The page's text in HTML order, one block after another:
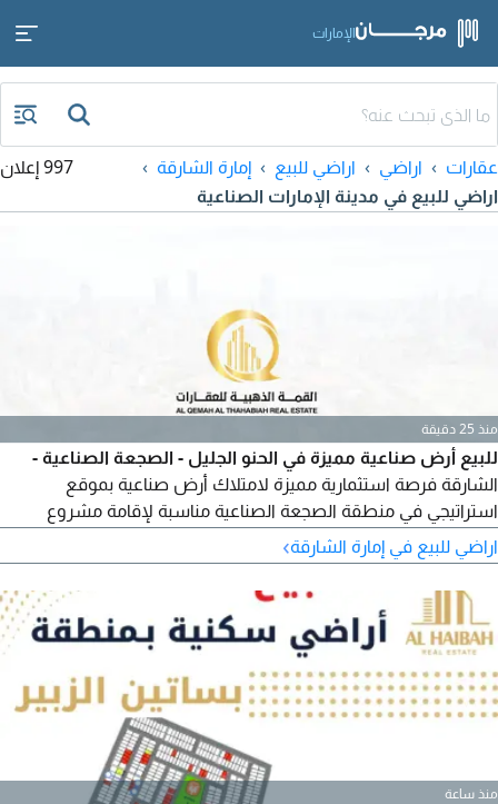
الإمارات
عقارات اراضي اراضي للبيع
إمارة الشارقة
اراضي للبيع في مدينة الإمارات الصناعية
997 إعلان
منذ 25 دقيقة
للبيع أرض صناعية مميزة في الحنو الجليل - الصجعة الصناعية -
الشارقة فرصة استثمارية مميزة لامتلاك أرض صناعية بموقع
استراتيجي في منطقة الصجعة الصناعية مناسبة لإقامة مشروع
تفاصيل العقار الموقع الحنو الجليل - الصجعة الصناعية - الشارقة نوع
العقار أرض صناعية مساحة الأرض 13880 قدم مربع على شارع
بعرض 24 متر تصريح صناعي التملك تملك
اراضي للبيع في إمارة الشارقة›
منذ ساعة